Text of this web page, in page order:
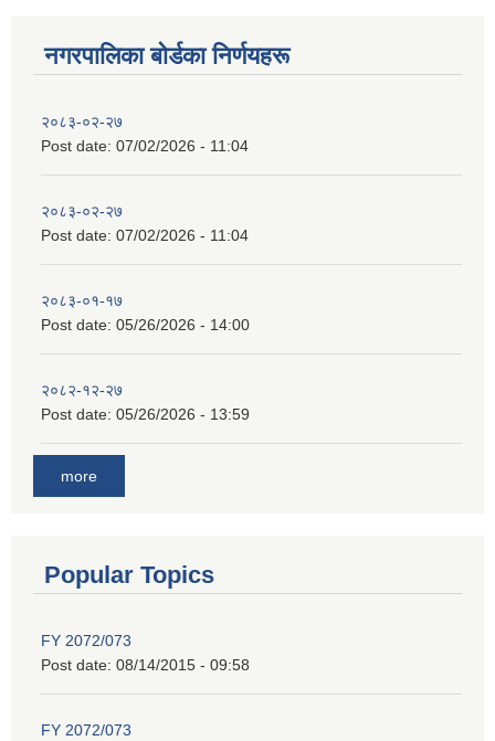
नगरपालिका बाेर्डका निर्णयहरू
२०८३-०२-२७
Post date: 07/02/2026 - 11:04
२०८३-०२-२७
Post date: 07/02/2026 - 11:04
२०८३-०१-१७
Post date: 05/26/2026 - 14:00
२०८२-१२-२७
Post date: 05/26/2026 - 13:59
more
Popular Topics
FY 2072/073
Post date: 08/14/2015 - 09:58
FY 2072/073